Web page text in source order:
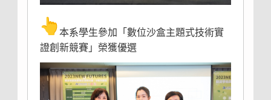
本系學生參加「數位沙盒主題式技術實
證創新競賽」榮獲優選